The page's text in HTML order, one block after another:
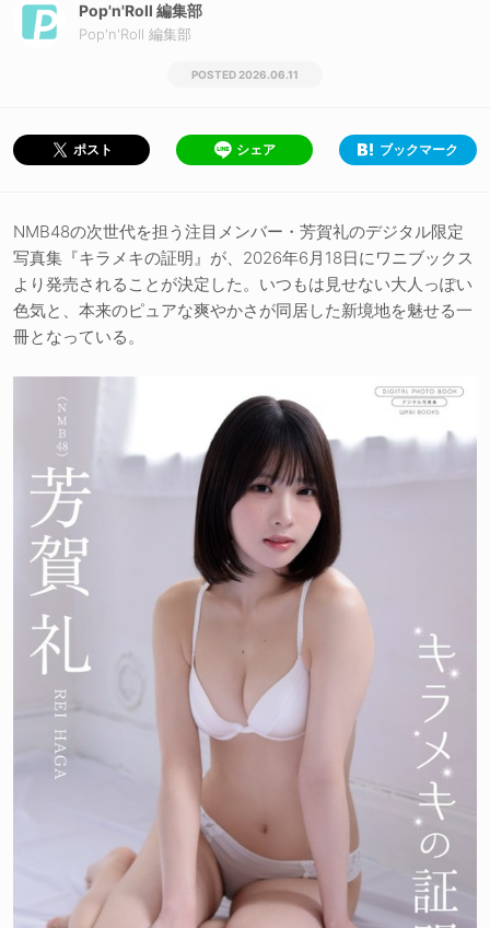
Pop'n'Roll 編集部
Pop'n'Roll 編集部
2026.06.11
ポスト シェア ブックマーク
NMB48の次世代を担う注目メンバー・芳賀礼のデジタル限定
写真集『キラメキの証明』が、2026年6月18日にワニブックス
より発売されることが決定した。いつもは見せない大人っぽい
色気と、本来のピュアな爽やかさが同居した新境地を魅せる一
冊となっている。